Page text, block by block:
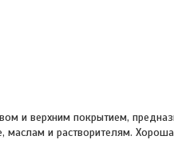
и верхним покрытием,
и растворителям.